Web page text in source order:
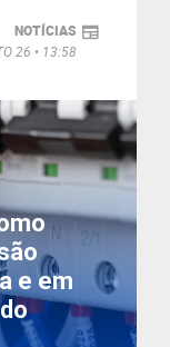
NOTÍCIAS
26
13:58
e em